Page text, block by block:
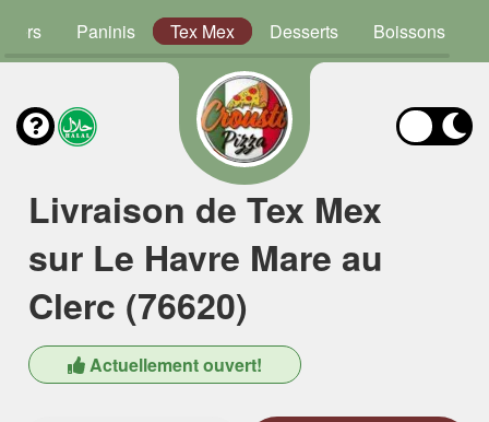
Paninis Tex Mex Desserts Boissons
Livraison de Tex Mex
sur Le Havre Mare au
Clerc (76620)
Actuellement ouvert!